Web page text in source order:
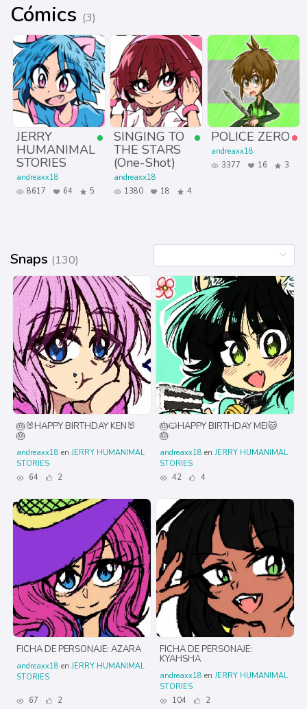
Cómics (3)
JERRY
HUMANIMAL
STORIES
andreaxx18
8617
64 5
SINGING TO
THE STARS
(One-Shot)
andreaxx18
1380
18 4
POLICE ZERO
andreaxx18
3377
16 3
Snaps (130)
🎂🐰HAPPY BIRTHDAY KEN🐰
🎂
andreaxx18 en JERRY HUMANIMAL
STORIES
64
2
🎂🐱HAPPY BIRTHDAY MEI🐱
🎂
andreaxx18 en JERRY HUMANIMAL
STORIES
42
4
FICHA DE PERSONAJE: AZARA
andreaxx18 en JERRY HUMANIMAL
STORIES
67 2
FICHA DE PERSONAJE:
KYAHSHA
andreaxx18 en JERRY HUMANIMAL
STORIES
104
2